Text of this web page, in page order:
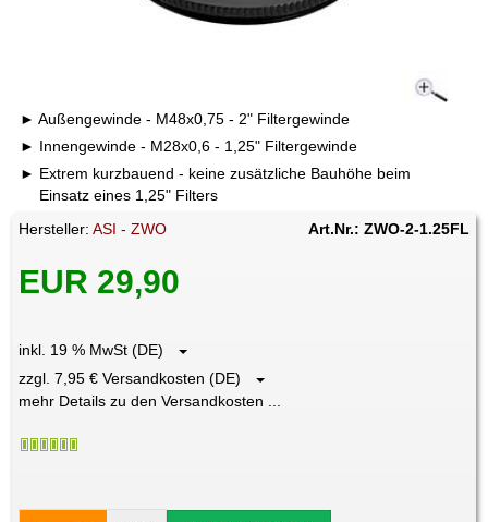
Außengewinde - M48x0,75 - 2" Filtergewinde
Innengewinde - M28x0,6 - 1,25" Filtergewinde
Extrem kurzbauend - keine zusätzliche Bauhöhe beim
Einsatz eines 1,25" Filters
Hersteller:ASI - ZWO Art.Nr.: ZWO-2-1.25FL
EUR 29,90
inkl. 19 % MwSt (DE)
zzgl. 7,95 € Versandkosten (DE)
mehr Details zu den Versandkosten ...